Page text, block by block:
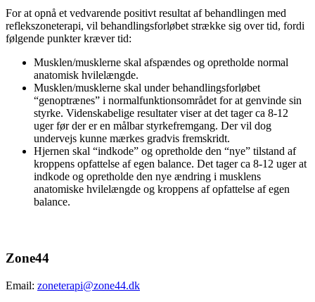
For at opnå et vedvarende positivt resultat af behandlingen med
reflekszoneterapi, vil behandlingsforløbet strække sig over tid, fordi
følgende punkter kræver tid:
Musklen/musklerne skal afspændes og opretholde normal
anatomisk hvilelængde.
Musklen/musklerne skal under behandlingsforløbet
“genoptrænes” i normalfunktionsområdet for at genvinde sin
styrke. Videnskabelige resultater viser at det tager ca 8-12
uger før der er en målbar styrkefremgang. Der vil dog
undervejs kunne mærkes gradvis fremskridt.
Hjernen skal “indkode” og opretholde den “nye” tilstand af
kroppens opfattelse af egen balance. Det tager ca 8-12 uger at
indkode og opretholde den nye ændring i musklens
anatomiske hvilelængde og kroppens af opfattelse af egen
balance.
Zone44
Email: zoneterapi@zone44.dk